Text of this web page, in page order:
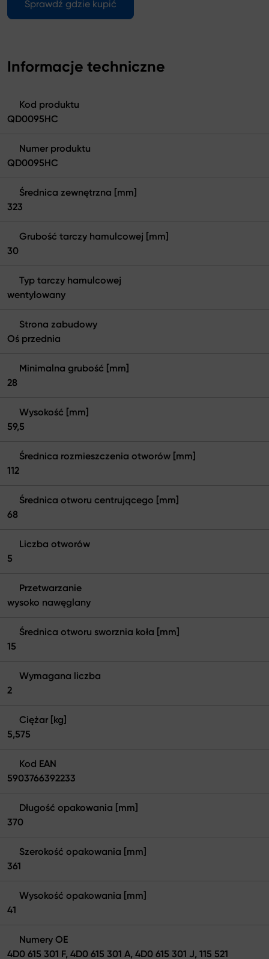
Sprawdź gdzie kupić
Informacje techniczne
Kod produktu
QD0095HC
Numer produktu
QD0095HC
Średnica zewnętrzna [mm]
323
Grubość tarczy hamulcowej [mm]
30
Typ tarczy hamulcowej
wentylowany
Strona zabudowy
Oś przednia
Minimalna grubość [mm]
28
Wysokość [mm]
59,5
Średnica rozmieszczenia otworów [mm]
112
Średnica otworu centrującego [mm]
68
Liczba otworów
5
Przetwarzanie
wysoko nawęglany
Średnica otworu sworznia koła [mm]
15
Wymagana liczba
2
Ciężar [kg]
5,575
Kod EAN
5903766392233
Długość opakowania [mm]
370
Szerokość opakowania [mm]
361
Wysokość opakowania [mm]
41
Numery OE
4D0 615 301 F, 4D0 615 301 A, 4D0 615 301 J, 115 521